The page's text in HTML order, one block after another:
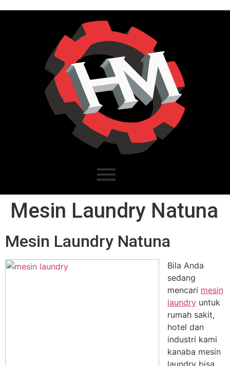
Mesin Laundry Natuna
Mesin Laundry Natuna
Bila Anda
sedang
mencari mesin
laundry untuk
rumah sakit,
hotel dan
industri kami
kanaba mesin
laundry bisa